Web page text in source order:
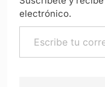
electrónico.
Escribe tu correo